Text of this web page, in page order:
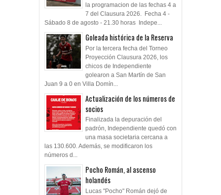
la programacion de las fechas 4 a
7 del Clausura 2026. Fecha 4 -
Sábado 8 de agosto - 21.30 horas Indepe...
Goleada histórica de la Reserva
Por la tercera fecha del Torneo
Proyección Clausura 2026, los
chicos de Independiente
golearon a San Martín de San
Juan 9 a 0 en Villa Domín...
Actualización de los números de
socios
Finalizada la depuración del
padrón, Independiente quedó con
una masa societaria cercana a
las 130.600. Además, se modificaron los
números d...
Pocho Román, al ascenso
holandés
Lucas "Pocho" Román dejó de